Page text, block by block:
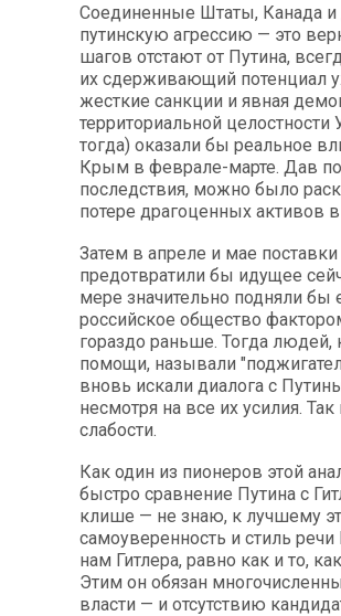
Соединенные Штаты, Канада и
путинскую агрессию — это
шагов отстают от Путина,
их сдерживающий потенциал
жесткие санкции и явная
территориальной
тогда) оказали бы реальное
Крым в феврале-марте. Дав
последствия, можно было
потере драгоценных
Затем в апреле и мае
предотвратили бы идущее
мере значительно подняли бы
российское общество
гораздо раньше. Тогда людей,
помощи, называли
вновь искали диалога с
несмотря на все их усилия.
слабости.
Как один из пионеров этой
быстро сравнение Путина с
клише — не знаю, к лучшему
самоуверенность и стиль
нам Гитлера, равно как и то,
Этим он обязан
власти — и отсутствию